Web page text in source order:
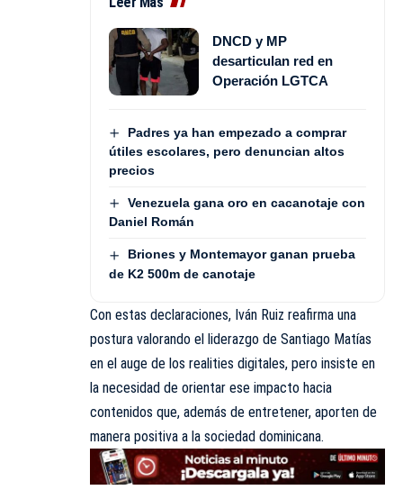
DNCD y MP
desarticulan red en
Operación LGTCA
Padres ya han empezado a comprar
útiles escolares, pero denuncian altos
precios
Venezuela gana oro en cacanotaje con
Daniel Román
Briones y Montemayor ganan prueba
de K2 500m de canotaje
Con estas declaraciones, Iván Ruiz reafirma una
postura valorando el liderazgo de Santiago Matías
en el auge de los realities digitales, pero insiste en
la necesidad de orientar ese impacto hacia
contenidos que, además de entretener, aporten de
manera positiva a la sociedad dominicana.